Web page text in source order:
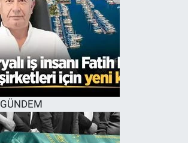
GÜNDEM